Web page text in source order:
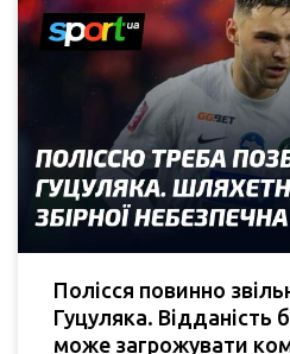
Полісся повинно
Гуцуляка. Відданість
може загрожувати